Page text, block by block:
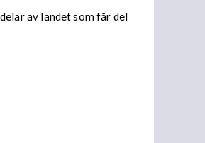
av landet som får del